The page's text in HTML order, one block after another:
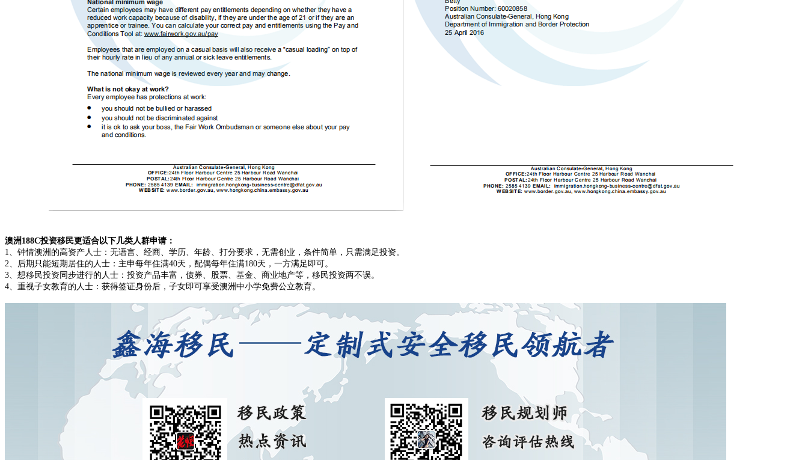
澳洲188C投资移民更适合以下几类人群申请：
1、钟情澳洲的高资产人士：无语言、经商、学历、年龄、打分要求，无需创业，条件简单，只需满足投资。
2、后期只能短期居住的人士：主申每年住满40天，配偶每年住满180天，一方满足即可。
3、想移民投资同步进行的人士：投资产品丰富，债券、股票、基金、商业地产等，移民投资两不误。
4、重视子女教育的人士：获得签证身份后，子女即可享受澳洲中小学免费公立教育。